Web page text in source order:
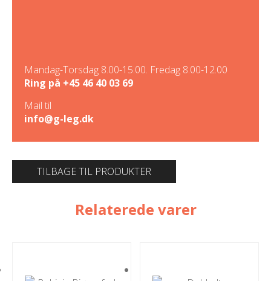
Mandag-Torsdag 8.00-15.00. Fredag 8.00-12.00
Ring på +45 46 40 03 69
Mail til
info@g-leg.dk
TILBAGE TIL PRODUKTER
Relaterede varer